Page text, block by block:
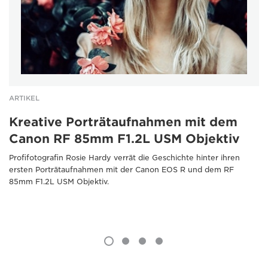
ARTIKEL
Kreative Porträtaufnahmen mit dem
Canon RF 85mm F1.2L USM Objektiv
Profifotografin Rosie Hardy verrät die Geschichte hinter ihren
ersten Porträtaufnahmen mit der Canon EOS R und dem RF
85mm F1.2L USM Objektiv.